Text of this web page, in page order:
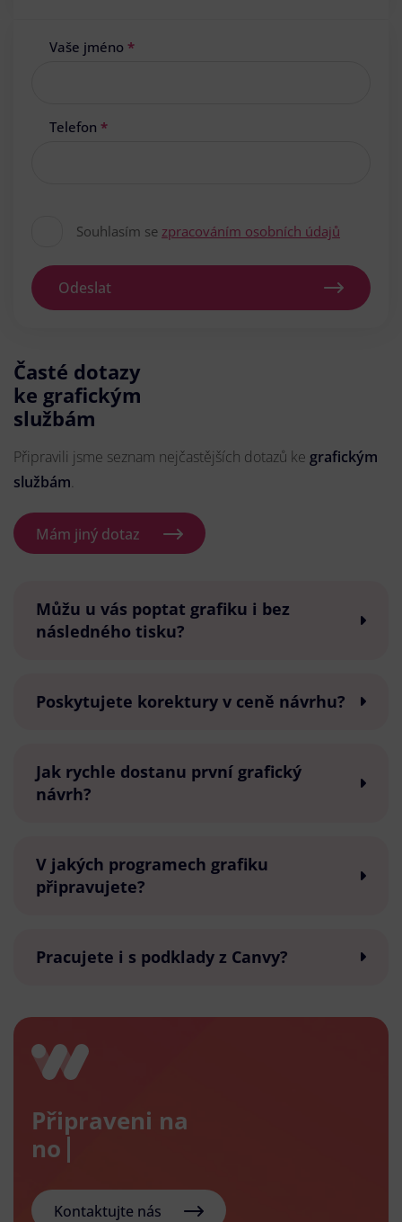
Vaše jméno *
Telefon *
Souhlasím se zpracováním osobních údajů
Odeslat
Časté dotazy
ke grafickým
službám
Připravili jsme seznam nejčastějších dotazů ke grafickým
službám.
Mám jiný dotaz
Můžu u vás poptat grafiku i bez
následného tisku?
Poskytujete korektury v ceně návrhu?
Jak rychle dostanu první grafický
návrh?
V jakých programech grafiku
připravujete?
Pracujete i s podklady z Canvy?
Připraveni na
nový e-
Kontaktujte nás